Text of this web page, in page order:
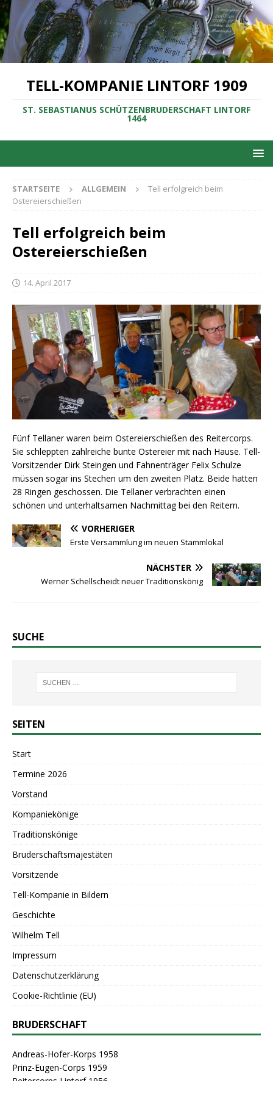
TELL-KOMPANIE LINTORF 1909
ST. SEBASTIANUS SCHÜTZENBRUDERSCHAFT LINTORF
1464
STARTSEITE ALLGEMEIN
Tell erfolgreich beim
Ostereierschießen
Tell erfolgreich beim
Ostereierschießen
14. April 2017
Fünf Tellaner waren beim Ostereierschießen des Reitercorps.
Sie schleppten zahlreiche bunte Ostereier mit nach Hause. Tell-
Vorsitzender Dirk Steingen und Fahnenträger Felix Schulze
müssen sogar ins Stechen um den zweiten Platz. Beide hatten
28 Ringen geschossen. Die Tellaner verbrachten einen
schönen und unterhaltsamen Nachmittag bei den Reitern.
VORHERIGER
Erste Versammlung im neuen Stammlokal
NÄCHSTER
Werner Schellscheidt neuer Traditionskönig
SUCHE
SEITEN
Start
Termine 2026
Vorstand
Kompaniekönige
Traditionskönige
Bruderschaftsmajestäten
Vorsitzende
Tell-Kompanie in Bildern
Geschichte
Wilhelm Tell
Impressum
Datenschutzerklärung
Cookie-Richtlinie (EU)
BRUDERSCHAFT
Andreas-Hofer-Korps 1958
Prinz-Eugen-Corps 1959
Reitercorps Lintorf 1956